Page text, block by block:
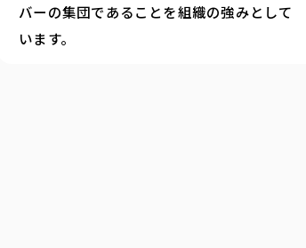
バーの集団であることを組織の強みとして
います。